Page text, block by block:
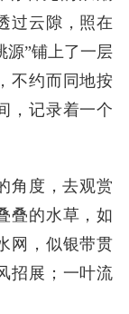
过云隙，照在
源”铺上了一层
不约而同地按
，记录着一个
角度，去观赏
叠的水草，如
网，似银带贯
招展；一叶流